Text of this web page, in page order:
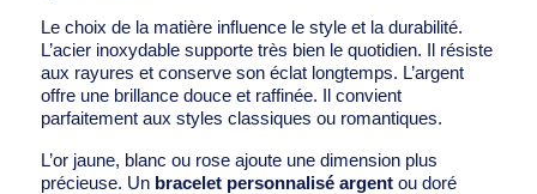
Le choix de la matière influence le style et la durabilité.
L’acier inoxydable supporte très bien le quotidien. Il résiste
aux rayures et conserve son éclat longtemps. L’argent
offre une brillance douce et raffinée. Il convient
parfaitement aux styles classiques ou romantiques.
L’or jaune, blanc ou rose ajoute une dimension plus
précieuse. Un bracelet personnalisé argentou doré